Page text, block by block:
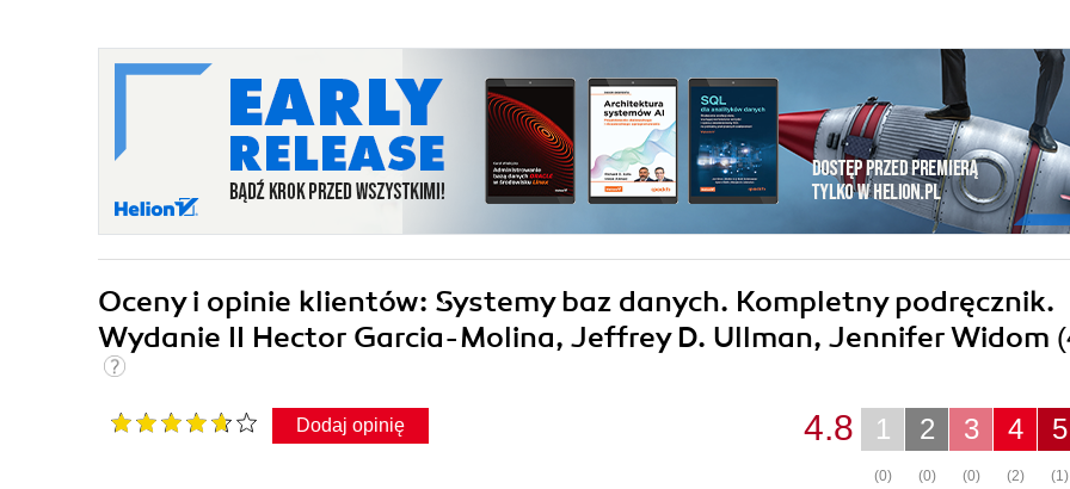
Oceny i opinie klientów: Systemy baz danych. Kompletny podręcznik.
Wydanie II Hector Garcia-Molina, Jeffrey D. Ullman, Jennifer Widom
Dodaj opinię 5
(1)
4
(2)
3
(0)
2
(0)
1
(0)
4.8